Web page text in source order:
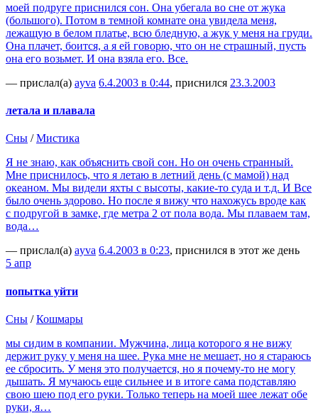
моей подруге приснился сон. Она убегала во сне от жука
(большого). Потом в темной комнате она увидела меня,
лежащую в белом платье, всю бледную, а жук у меня на груди.
Она плачет, боится, а я ей говорю, что он не страшный, пусть
она его возьмет. И она взяла его. Все.
— прислал(а) ayva 6.4.2003 в 0:44, приснился 23.3.2003
летала и плавала
Сны /Мистика
Я не знаю, как объяснить свой сон. Но он очень странный.
Мне приснилось, что я летаю в летний день (с мамой) над
океаном. Мы видели яхты с высоты, какие-то суда и т.д. И Все
было очень здорово. Но после я вижу что нахожусь вроде как
с подругой в замке, где метра 2 от пола вода. Мы плаваем там,
вода…
— прислал(а) ayva 6.4.2003 в 0:23, приснился в этот же день
5 апр
попытка уйти
Сны /Кошмары
мы сидим в компании. Мужчина, лица которого я не вижу
держит руку у меня на шее. Рука мне не мешает, но я стараюсь
ее сбросить. У меня это получается, но я почему-то не могу
дышать. Я мучаюсь еще сильнее и в итоге сама подставляю
свою шею под его руки. Только теперь на моей шее лежат обе
руки, я…